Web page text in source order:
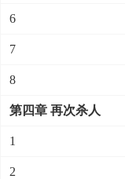
6
7
8
第四章 再次杀人
1
2